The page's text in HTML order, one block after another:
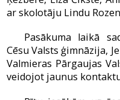
ar skolotāju Lindu
Pasākuma laikā
Cēsu Valsts ģimnāzija,
Valmieras Pārgaujas
veidojot jaunus